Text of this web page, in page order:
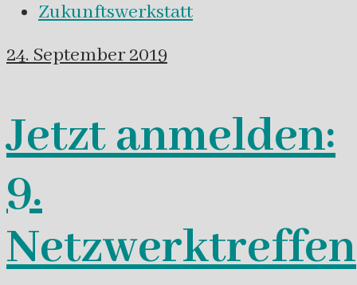
Zukunftswerkstatt
24. September 2019
Jetzt anmelden:
9.
Netzwerktreffen